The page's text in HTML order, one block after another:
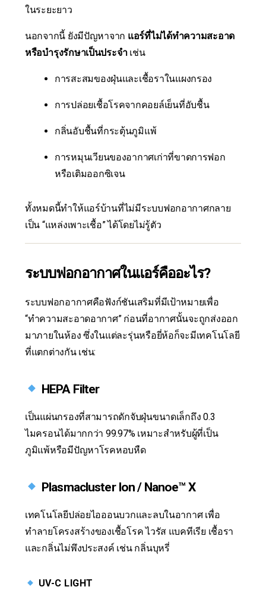
ในระยะยาว
นอกจากนี้ ยังมีปัญหาจาก แอร์ที่ไม่ได้ทำความสะอาด
หรือบำรุงรักษาเป็นประจำเช่น
การสะสมของฝุ่นและเชื้อราในแผงกรอง
การปล่อยเชื้อโรคจากคอยล์เย็นที่อับชื้น
กลิ่นอับชื้นที่กระตุ้นภูมิแพ้
การหมุนเวียนของอากาศเก่าที่ขาดการฟอก
หรือเติมออกซิเจน
ทั้งหมดนี้ทำให้แอร์บ้านที่ไม่มีระบบฟอกอากาศกลาย
เป็น “แหล่งเพาะเชื้อ” ได้โดยไม่รู้ตัว
ระบบฟอกอากาศในแอร์คืออะไร?
ระบบฟอกอากาศคือฟังก์ชันเสริมที่มีเป้าหมายเพื่อ
“ทำความสะอาดอากาศ” ก่อนที่อากาศนั้นจะถูกส่งออก
มาภายในห้อง ซึ่งในแต่ละรุ่นหรือยี่ห้อก็จะมีเทคโนโลยี
ที่แตกต่างกัน เช่น:
HEPA Filter
เป็นแผ่นกรองที่สามารถดักจับฝุ่นขนาดเล็กถึง 0.3
ไมครอนได้มากกว่า 99.97% เหมาะสำหรับผู้ที่เป็น
ภูมิแพ้หรือมีปัญหาโรคหอบหืด
Plasmacluster Ion / Nanoe™ X
เทคโนโลยีปล่อยไอออนบวกและลบในอากาศ เพื่อ
ทำลายโครงสร้างของเชื้อโรค ไวรัส แบคทีเรีย เชื้อรา
และกลิ่นไม่พึงประสงค์ เช่น กลิ่นบุหรี่
UV-C LIGHT